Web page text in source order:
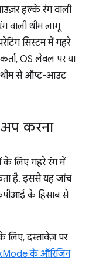
हल्के रंग वाली
वाली थीम लागू
सिस्टम में गहरे
OS लेवल पर या
थीम से ऑप्ट-आउट
करना
के लिए गहरे रंग में
है. इससे यह जांच
के हिसाब से
लिए, दस्तावेज़ पर
के ऑरिजिन